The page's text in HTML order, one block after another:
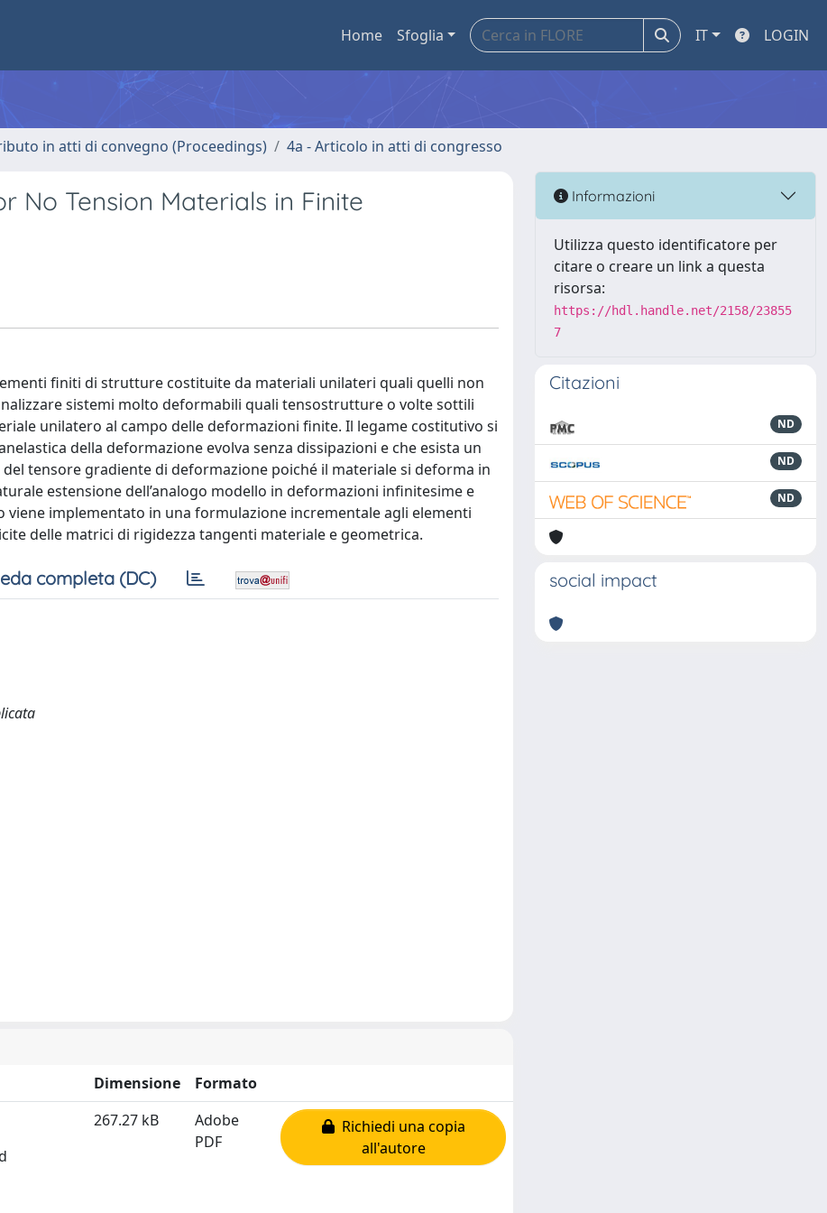
Home Sfoglia IT LOGIN
in atti di convegno (Proceedings) 4a - Articolo in atti di congresso
No Tension Materials in Finite
finiti di strutture costituite da materiali unilateri quali quelli non
sistemi molto deformabili quali tensostrutture o volte sottili
unilatero al campo delle deformazioni finite. Il legame costitutivo si
della deformazione evolva senza dissipazioni e che esista un
tensore gradiente di deformazione poiché il materiale si deforma in
estensione dell’analogo modello in deformazioni infinitesime e
viene implementato in una formulazione incrementale agli elementi
delle matrici di rigidezza tangenti materiale e geometrica.
completa (DC)
Dimensione
Formato
267.27 kB
Adobe
PDF
Richiedi una copia
all'autore
Informazioni
Utilizza questo identificatore per
citare o creare un link a questa
risorsa:
https://hdl.handle.net/2158/23855
7
Citazioni
ND
ND
ND
social impact